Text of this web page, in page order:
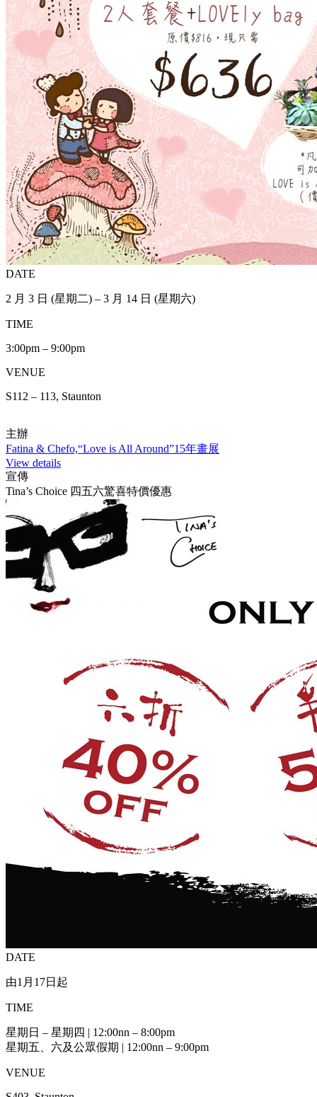
DATE
2 月 3 日 (星期二) – 3 月 14 日 (星期六)
TIME
3:00pm – 9:00pm
VENUE
S112 – 113, Staunton
主辦
Fatina & Chefo,“Love is All Around”15年畫展
View details
宣傳
Tina’s Choice 四五六驚喜特價優惠
DATE
由1月17日起
TIME
星期日 – 星期四 | 12:00nn – 8:00pm
星期五、六及公眾假期 | 12:00nn – 9:00pm
VENUE